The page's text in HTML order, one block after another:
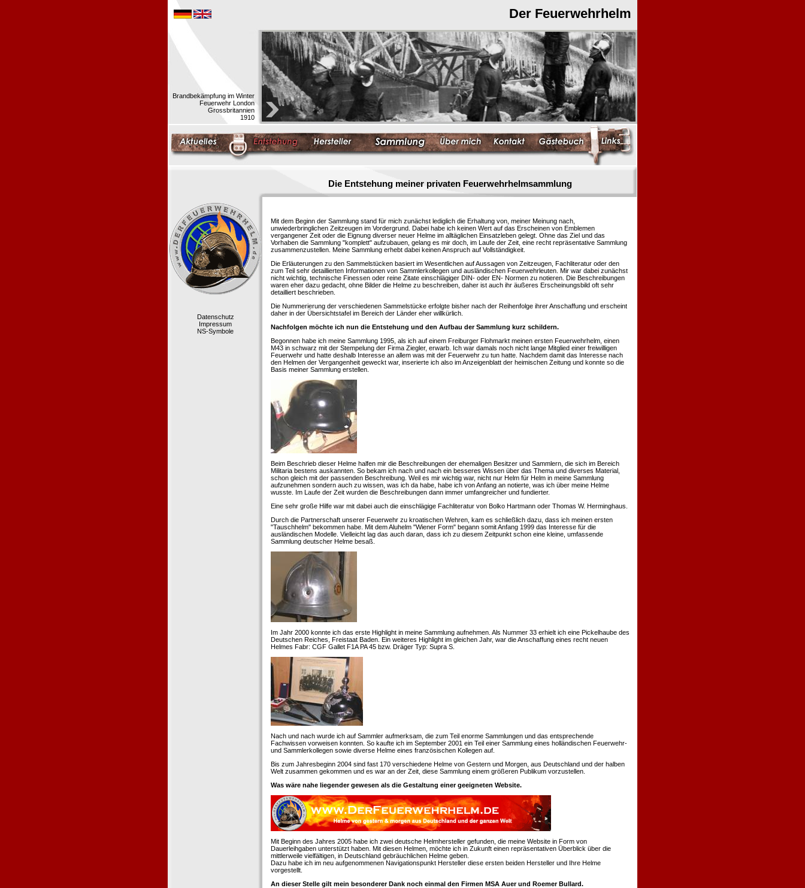
Der Feuerwehrhelm
Brandbekämpfung im Winter
Feuerwehr London
Grossbritannien
1910
Die Entstehung meiner privaten Feuerwehrhelmsammlung
Datenschutz
Impressum
NS-Symbole
Mit dem Beginn der Sammlung stand für mich zunächst lediglich die Erhaltung von, meiner Meinung nach,
unwiederbringlichen Zeitzeugen im Vordergrund. Dabei habe ich keinen Wert auf das Erscheinen von Emblemen
vergangener Zeit oder die Eignung diverser neuer Helme im alltäglichen Einsatzleben gelegt. Ohne das Ziel und das
Vorhaben die Sammlung "komplett" aufzubauen, gelang es mir doch, im Laufe der Zeit, eine recht repräsentative Sammlung
zusammenzustellen. Meine Sammlung erhebt dabei keinen Anspruch auf Vollständigkeit.
Die Erläuterungen zu den Sammelstücken basiert im Wesentlichen auf Aussagen von Zeitzeugen, Fachliteratur oder den
zum Teil sehr detaillierten Informationen von Sammlerkollegen und ausländischen Feuerwehrleuten. Mir war dabei zunächst
nicht wichtig, technische Finessen oder reine Zitate einschlägiger DIN- oder EN- Normen zu notieren. Die Beschreibungen
waren eher dazu gedacht, ohne Bilder die Helme zu beschreiben, daher ist auch ihr äußeres Erscheinungsbild oft sehr
detailliert beschrieben.
Die Nummerierung der verschiedenen Sammelstücke erfolgte bisher nach der Reihenfolge ihrer Anschaffung und erscheint
daher in der Übersichtstafel im Bereich der Länder eher willkürlich.
Nachfolgen möchte ich nun die Entstehung und den Aufbau der Sammlung kurz schildern.
Begonnen habe ich meine Sammlung 1995, als ich auf einem Freiburger Flohmarkt meinen ersten Feuerwehrhelm, einen
M43 in schwarz mit der Stempelung der Firma Ziegler, erwarb. Ich war damals noch nicht lange Mitglied einer freiwilligen
Feuerwehr und hatte deshalb Interesse an allem was mit der Feuerwehr zu tun hatte. Nachdem damit das Interesse nach
den Helmen der Vergangenheit geweckt war, inserierte ich also im Anzeigenblatt der heimischen Zeitung und konnte so die
Basis meiner Sammlung erstellen.
Beim Beschrieb dieser Helme halfen mir die Beschreibungen der ehemaligen Besitzer und Sammlern, die sich im Bereich
Militaria bestens auskannten. So bekam ich nach und nach ein besseres Wissen über das Thema und diverses Material,
schon gleich mit der passenden Beschreibung. Weil es mir wichtig war, nicht nur Helm für Helm in meine Sammlung
aufzunehmen sondern auch zu wissen, was ich da habe, habe ich von Anfang an notierte, was ich über meine Helme
wusste. Im Laufe der Zeit wurden die Beschreibungen dann immer umfangreicher und fundierter.
Eine sehr große Hilfe war mit dabei auch die einschlägige Fachliteratur von Bolko Hartmann oder Thomas W. Herminghaus.
Durch die Partnerschaft unserer Feuerwehr zu kroatischen Wehren, kam es schließlich dazu, dass ich meinen ersten
"Tauschhelm" bekommen habe. Mit dem Aluhelm "Wiener Form" begann somit Anfang 1999 das Interesse für die
ausländischen Modelle. Vielleicht lag das auch daran, dass ich zu diesem Zeitpunkt schon eine kleine, umfassende
Sammlung deutscher Helme besaß.
Im Jahr 2000 konnte ich das erste Highlight in meine Sammlung aufnehmen. Als Nummer 33 erhielt ich eine Pickelhaube des
Deutschen Reiches, Freistaat Baden. Ein weiteres Highlight im gleichen Jahr, war die Anschaffung eines recht neuen
Helmes Fabr: CGF Gallet F1A PA 45 bzw. Dräger Typ: Supra S.
Nach und nach wurde ich auf Sammler aufmerksam, die zum Teil enorme Sammlungen und das entsprechende
Fachwissen vorweisen konnten. So kaufte ich im September 2001 ein Teil einer Sammlung eines holländischen Feuerwehr-
und Sammlerkollegen sowie diverse Helme eines französischen Kollegen auf.
Bis zum Jahresbeginn 2004 sind fast 170 verschiedene Helme von Gestern und Morgen, aus Deutschland und der halben
Welt zusammen gekommen und es war an der Zeit, diese Sammlung einem größeren Publikum vorzustellen.
Was wäre nahe liegender gewesen als die Gestaltung einer geeigneten Website.
Mit Beginn des Jahres 2005 habe ich zwei deutsche Helmhersteller gefunden, die meine Website in Form von
Dauerleihgaben unterstützt haben. Mit diesen Helmen, möchte ich in Zukunft einen repräsentativen Überblick über die
mittlerweile vielfältigen, in Deutschland gebräuchlichen Helme geben.
Dazu habe ich im neu aufgenommenen Navigationspunkt Hersteller diese ersten beiden Hersteller und Ihre Helme
vorgestellt.
An dieser Stelle gilt mein besonderer Dank noch einmal den Firmen MSA Auer und Roemer Bullard.